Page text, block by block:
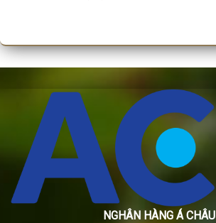
NGHÂN HÀNG Á CHÂU